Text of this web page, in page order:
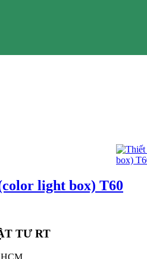
light box) T60
TƯ RT